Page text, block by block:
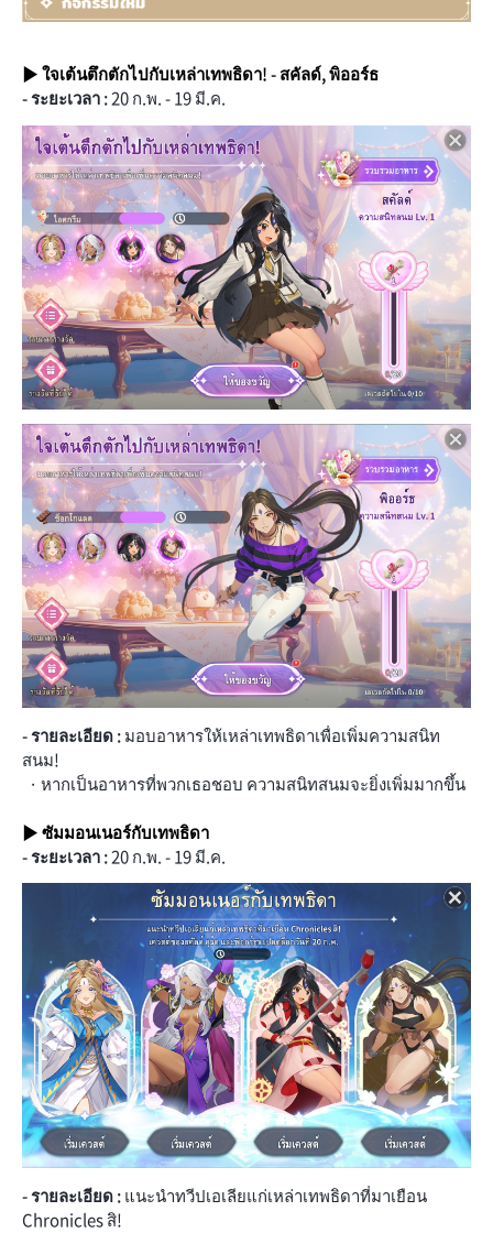
▶ ใจเต้นตึกตักไปกับเหล่าเทพธิดา! - สคัลด์, พิออร์ธ
- ระยะเวลา :20 ก.พ. - 19 มี.ค.
- รายละเอียด :มอบอาหารให้เหล่าเทพธิดาเพื่อเพิ่มความสนิท
สนม!
· หากเป็นอาหารที่พวกเธอชอบ ความสนิทสนมจะยิ่งเพิ่มมากขึ้น
▶ ซัมมอนเนอร์กับเทพธิดา
- ระยะเวลา :20 ก.พ. - 19 มี.ค.
- รายละเอียด :แนะนำทวีปเอเลียแก่เหล่าเทพธิดาที่มาเยือน
Chronicles สิ!